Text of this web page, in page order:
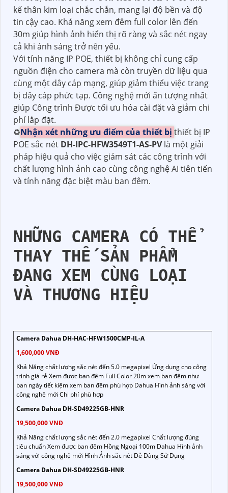
kế thân kim loại chắc chắn, mang lại độ bền và độ
tin cậy cao. Khả năng xem đêm full color lên đến
30m giúp hình ảnh hiển thị rõ ràng và sắc nét ngay
cả khi ánh sáng trở nên yếu.
Với tính năng IP POE, thiết bị không chỉ cung cấp
nguồn điện cho camera mà còn truyền dữ liệu qua
cùng một dây cáp mạng, giúp giảm thiểu việc trang
bị dây cáp phức tạp. Công nghệ mới ấn tượng nhất
giúp Công trình Được tối ưu hóa cài đặt và giảm chi
phí lắp đặt.
♻Nhận xét những ưu điểm của thiết bị thiết bị IP
POE sắc nét DH-IPC-HFW3549T1-AS-PVlà một giải
pháp hiệu quả cho việc giám sát các công trình với
chất lượng hình ảnh cao cùng công nghệ AI tiên tiến
và tính năng đặc biệt màu ban đêm.
NHỮNG CAMERA CÓ THỂ
THAY THẾ SẢN PHẨM
ĐANG XEM CÙNG LOẠI
VÀ THƯƠNG HIỆU
Camera Dahua DH-HAC-HFW1500CMP-IL-A
1,600,000 VNĐ
Khả Năng chất lượng sắc nét đến 5.0 megapixel Ứng dụng cho công
trình giá rẻ Xem được ban đêm Full Color 20m xem ban đêm như
ban ngày tiết kiệm xem ban đêm phù hợp Dahua Hình ảnh sáng với
công nghệ mới Chi phí phù hợp
Camera Dahua DH-SD49225GB-HNR
19,500,000 VNĐ
Khả Năng chất lượng sắc nét đến 2.0 megapixel Chất lượng đúng
tiêu chuẩn Xem được ban đêm Hồng Ngoại 100m Dahua Hình ảnh
sáng với công nghệ mới Hình Ảnh sắc nét Dễ Dàng Sử Dụng
Camera Dahua DH-SD49225GB-HNR
19,500,000 VNĐ